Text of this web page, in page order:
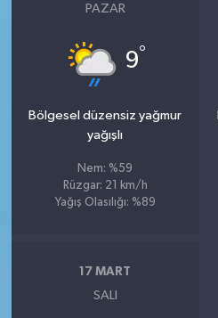
PAZAR
9°
Bölgesel düzensiz yağmur
yağışlı
Nem: %59
Rüzgar: 21 km/h
Yağış Olasılığı: %89
17 MART
SALI